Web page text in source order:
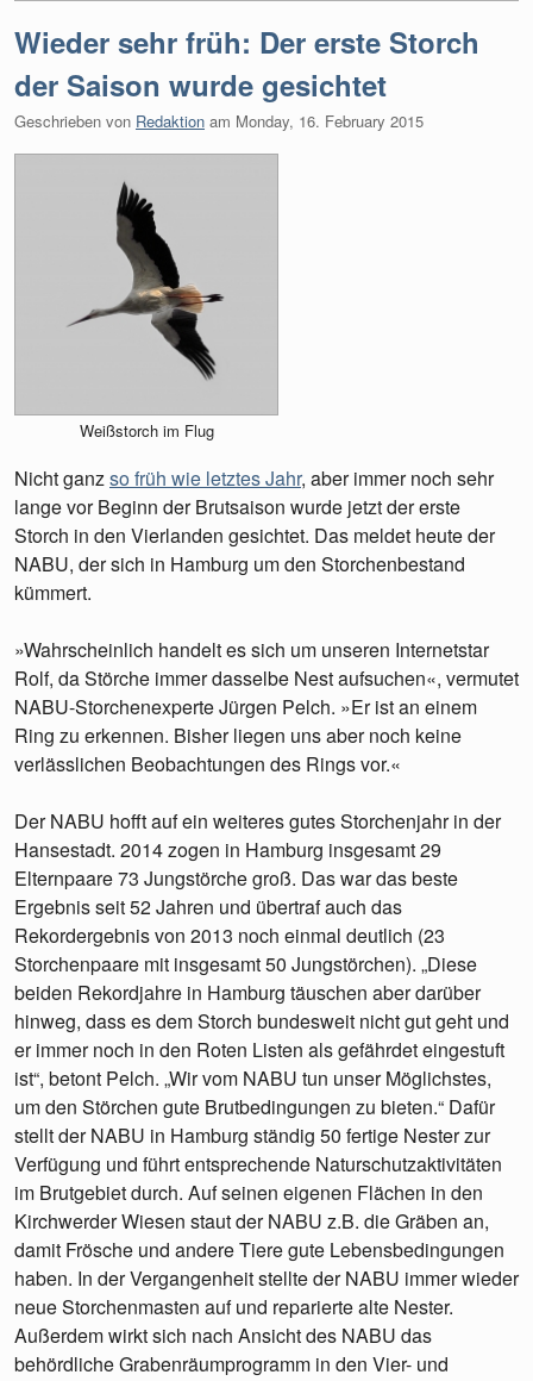
Wieder sehr früh: Der erste Storch
der Saison wurde gesichtet
Geschrieben von Redaktion am Monday, 16. February 2015
Weißstorch im Flug
Nicht ganzso früh wie letztes Jahr, aber immer noch sehr
lange vor Beginn der Brutsaison wurde jetzt der erste
Storch in den Vierlanden gesichtet. Das meldet heute der
NABU, der sich in Hamburg um den Storchenbestand
kümmert.
»Wahrscheinlich handelt es sich um unseren Internetstar
Rolf, da Störche immer dasselbe Nest aufsuchen«, vermutet
NABU-Storchenexperte Jürgen Pelch. »Er ist an einem
Ring zu erkennen. Bisher liegen uns aber noch keine
verlässlichen Beobachtungen des Rings vor.«
Der NABU hofft auf ein weiteres gutes Storchenjahr in der
Hansestadt. 2014 zogen in Hamburg insgesamt 29
Elternpaare 73 Jungstörche groß. Das war das beste
Ergebnis seit 52 Jahren und übertraf auch das
Rekordergebnis von 2013 noch einmal deutlich (23
Storchenpaare mit insgesamt 50 Jungstörchen). „Diese
beiden Rekordjahre in Hamburg täuschen aber darüber
hinweg, dass es dem Storch bundesweit nicht gut geht und
er immer noch in den Roten Listen als gefährdet eingestuft
ist“, betont Pelch. „Wir vom NABU tun unser Möglichstes,
um den Störchen gute Brutbedingungen zu bieten.“ Dafür
stellt der NABU in Hamburg ständig 50 fertige Nester zur
Verfügung und führt entsprechende Naturschutzaktivitäten
im Brutgebiet durch. Auf seinen eigenen Flächen in den
Kirchwerder Wiesen staut der NABU z.B. die Gräben an,
damit Frösche und andere Tiere gute Lebensbedingungen
haben. In der Vergangenheit stellte der NABU immer wieder
neue Storchenmasten auf und reparierte alte Nester.
Außerdem wirkt sich nach Ansicht des NABU das
behördliche Grabenräumprogramm in den Vier- und